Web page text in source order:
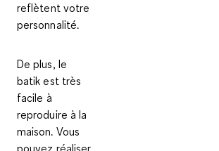
reflètent votre
personnalité.
De plus, le
batik est très
facile à
reproduire à la
maison. Vous